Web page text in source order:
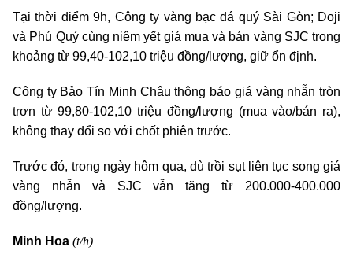
Tại thời điểm 9h, Công ty vàng bạc đá quý Sài Gòn; Doji
và Phú Quý cùng niêm yết giá mua và bán vàng SJC trong
khoảng từ 99,40-102,10 triệu đồng/lượng, giữ ổn định.
Công ty Bảo Tín Minh Châu thông báo giá vàng nhẫn tròn
trơn từ 99,80-102,10 triệu đồng/lượng (mua vào/bán ra),
không thay đổi so với chốt phiên trước.
Trước đó, trong ngày hôm qua, dù trồi sụt liên tục song giá
vàng nhẫn và SJC vẫn tăng từ 200.000-400.000
đồng/lượng.
Minh Hoa (t/h)